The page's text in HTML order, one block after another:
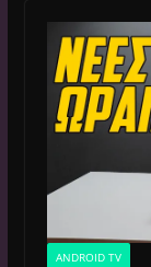
ANDROID TV